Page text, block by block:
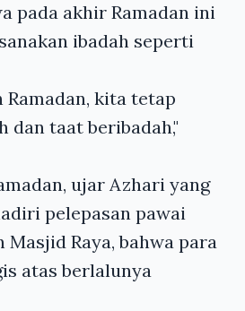
pada akhir Ramadan ini
ibadah seperti
Ramadan, kita tetap
dan taat beribadah,"
ujar Azhari yang
pelepasan pawai
Raya, bahwa para
atas berlalunya